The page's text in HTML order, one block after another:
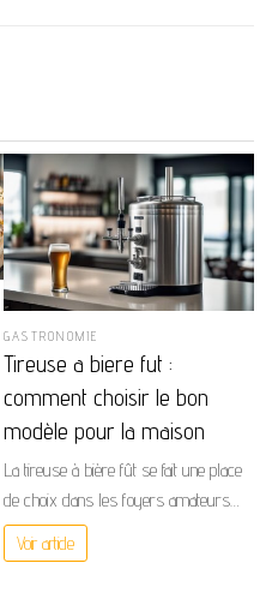
GASTRONOMIE
Tireuse a biere fut :
comment choisir le bon
modèle pour la maison
La tireuse à bière fût se fait une place
de choix dans les foyers amateurs…
Voir article